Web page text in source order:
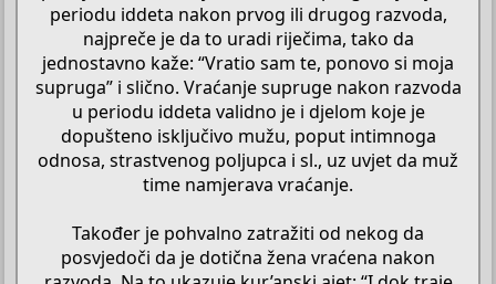
periodu iddeta nakon prvog ili drugog razvoda,
najpreče je da to uradi riječima, tako da
jednostavno kaže: “Vratio sam te, ponovo si moja
supruga” i slično. Vraćanje supruge nakon razvoda
u periodu iddeta validno je i djelom koje je
dopušteno isključivo mužu, poput intimnoga
odnosa, strastvenog poljupca i sl., uz uvjet da muž
time namjerava vraćanje.
Također je pohvalno zatražiti od nekog da
posvjedoči da je dotična žena vraćena nakon